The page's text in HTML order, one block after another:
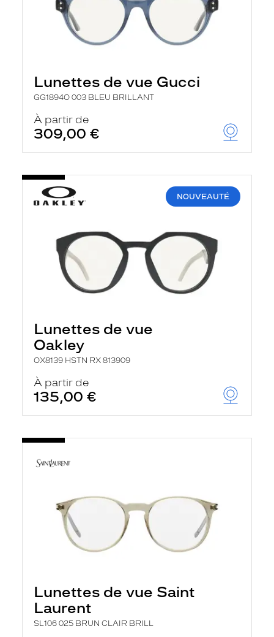
Lunettes de vue Gucci
GG1894O 003 BLEU BRILLANT
À partir de
309,00 €
NOUVEAUTÉ
Lunettes de vue
Oakley
OX8139 HSTN RX 813909
À partir de
135,00 €
Lunettes de vue Saint
Laurent
SL106 025 BRUN CLAIR BRILL